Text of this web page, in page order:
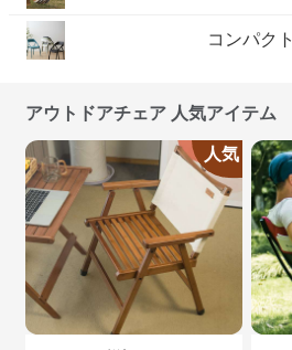
コンパクト
アウトドアチェア 人気アイテム
人気